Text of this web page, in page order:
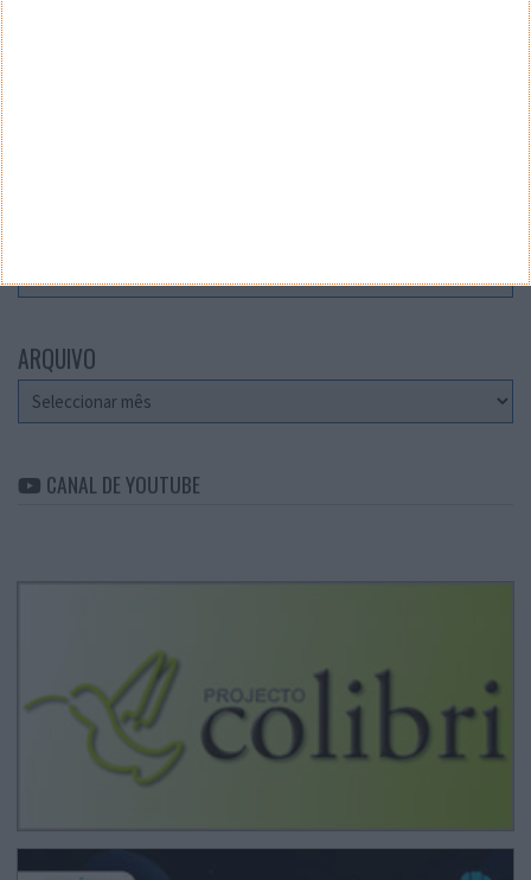
ARQUIVO
Arquivo
CANAL DE YOUTUBE